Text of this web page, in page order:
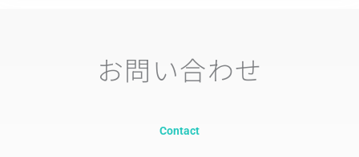
お問い合わせ
Contact